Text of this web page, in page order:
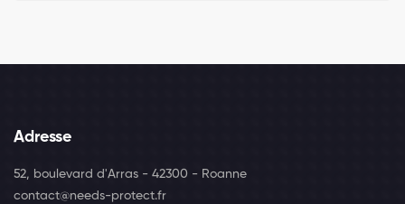
Adresse
52, boulevard d'Arras - 42300 - Roanne
contact@needs-protect.fr